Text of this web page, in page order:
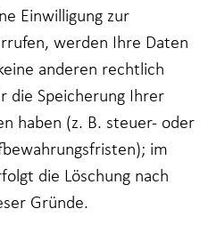
Einwilligung zur
werden Ihre Daten
anderen rechtlich
die Speicherung Ihrer
haben (z. B. steuer- oder
im
die Löschung nach
Gründe.